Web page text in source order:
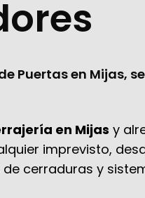
Puertas en Mijas,
en Mijas y
imprevisto,
cerraduras y